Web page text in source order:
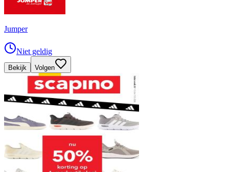
Jumper
Niet geldig
Bekijk Volgen